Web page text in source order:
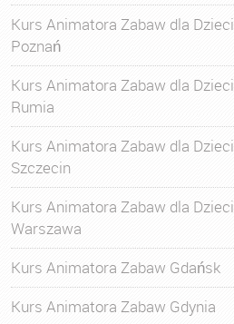
Kurs Animatora Zabaw dla Dzieci
Poznań
Kurs Animatora Zabaw dla Dzieci
Rumia
Kurs Animatora Zabaw dla Dzieci
Szczecin
Kurs Animatora Zabaw dla Dzieci
Warszawa
Kurs Animatora Zabaw Gdańsk
Kurs Animatora Zabaw Gdynia